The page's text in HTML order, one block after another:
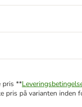
pris **
pris på varianten inden